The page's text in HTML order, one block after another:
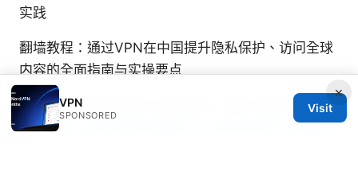
实践
翻墙教程：通过VPN在中国提升隐私保护、访问全球
内容的全面指南与实操要点
Vpn测评：全面评测VPN的性能、隐私与性价比
2026年在中国如何免费翻墙？可靠的免費VPN推薦
×
VPN
SPONSORED
Visit